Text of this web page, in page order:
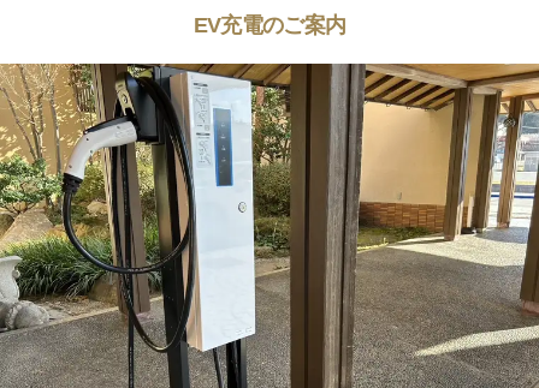
EV充電のご案内